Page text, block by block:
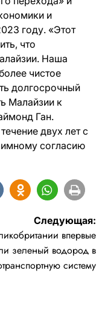
и
году. «Этот
что
Наша
чистое
долгосрочный
Малайзии к
Ган.
двух лет с
согласию
Следующая:
впервые
зеленый водород в
систему